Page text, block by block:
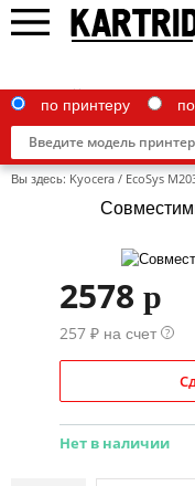
Canon
Epson
HP
по принтеру
Вы здесь: Kyocera / EcoSys
2578 p
257 ₽ на счет ?
Нет в наличии